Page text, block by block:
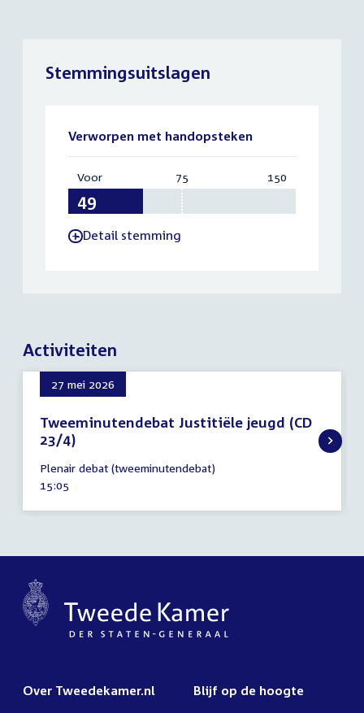
Stemmingsuitslagen
Verworpen met handopsteken
Voor:
75 150
-Detail stemming
Activiteiten
27 mei 2026
Tweeminutendebat Justitiële jeugd (CD
23/4)
mei
2026
Plenair debat (tweeminutendebat)
Tijd
15:05
Over Tweedekamer.nl Blijf op de hoogte